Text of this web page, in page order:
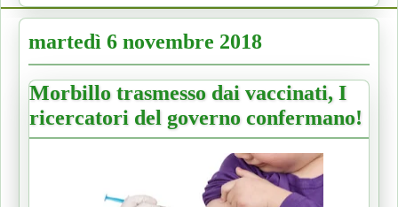
martedì 6 novembre 2018
Morbillo trasmesso dai vaccinati, I
ricercatori del governo confermano!